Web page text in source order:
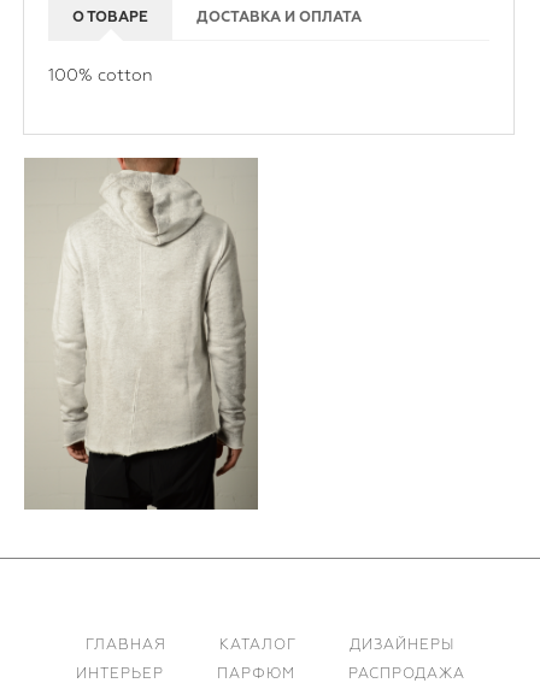
О ТОВАРЕ ДОСТАВКА И ОПЛАТА
100% cotton
ГЛАВНАЯ КАТАЛОГ
ДИЗАЙНЕРЫ
ИНТЕРЬЕР
ПАРФЮМ РАСПРОДАЖА